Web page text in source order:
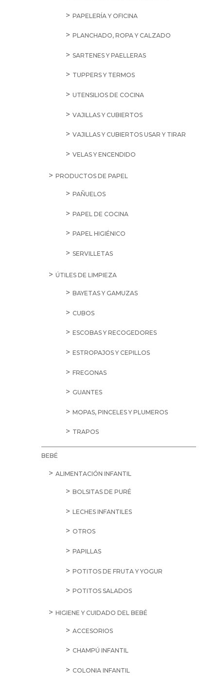
PAPELERÍA Y OFICINA
PLANCHADO, ROPA Y CALZADO
SARTENES Y PAELLERAS
TUPPERS Y TERMOS
UTENSILIOS DE COCINA
VAJILLAS Y CUBIERTOS
VAJILLAS Y CUBIERTOS USAR Y TIRAR
VELAS Y ENCENDIDO
PRODUCTOS DE PAPEL
PAÑUELOS
PAPEL DE COCINA
PAPEL HIGIÉNICO
SERVILLETAS
ÚTILES DE LIMPIEZA
BAYETAS Y GAMUZAS
CUBOS
ESCOBAS Y RECOGEDORES
ESTROPAJOS Y CEPILLOS
FREGONAS
GUANTES
MOPAS, PINCELES Y PLUMEROS
TRAPOS
BEBÉ
ALIMENTACIÓN INFANTIL
BOLSITAS DE PURÉ
LECHES INFANTILES
OTROS
PAPILLAS
POTITOS DE FRUTA Y YOGUR
POTITOS SALADOS
HIGIENE Y CUIDADO DEL BEBÉ
ACCESORIOS
CHAMPÚ INFANTIL
COLONIA INFANTIL